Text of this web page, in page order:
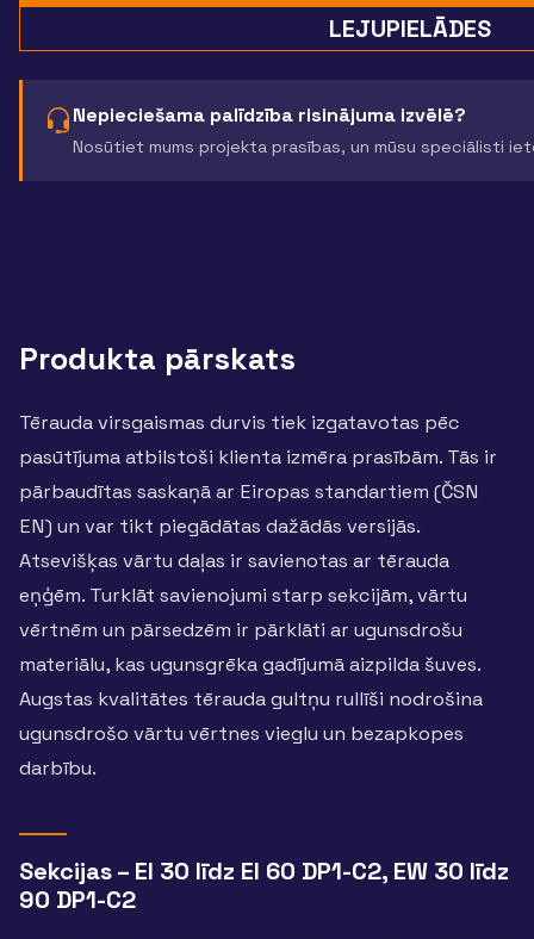
LEJUPIELĀDES
Nepieciešama palīdzība risinājuma izvēlē?
Nosūtiet mums projekta prasības, un mūsu speciālisti
Produkta pārskats
Tērauda virsgaismas durvis tiek izgatavotas pēc
pasūtījuma atbilstoši klienta izmēra prasībām. Tās ir
pārbaudītas saskaņā ar Eiropas standartiem (ČSN
EN) un var tikt piegādātas dažādās versijās.
Atsevišķas vārtu daļas ir savienotas ar tērauda
eņģēm. Turklāt savienojumi starp sekcijām, vārtu
vērtnēm un pārsedzēm ir pārklāti ar ugunsdrošu
materiālu, kas ugunsgrēka gadījumā aizpilda šuves.
Augstas kvalitātes tērauda gultņu rullīši nodrošina
ugunsdrošo vārtu vērtnes vieglu un bezapkopes
darbību.
Sekcijas – EI 30 līdz EI 60 DP1-C2, EW 30 līdz
90 DP1-C2